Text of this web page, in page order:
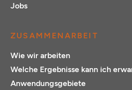
Jobs
ZUSAMMENARBEIT
Wie wir arbeiten
Welche Ergebnisse kann ich
Anwendungsgebiete